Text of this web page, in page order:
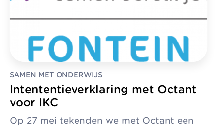
SAMEN MET ONDERWIJS
Intententieverklaring met Octant
voor IKC
Op 27 mei tekenden we met Octant een